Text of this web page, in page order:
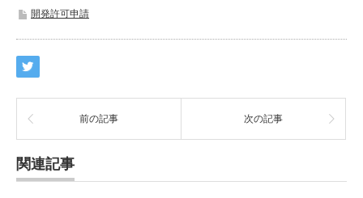
土
制
法」
の
制
が
り
ま
開発許可申請
前の記事 次の記事
関連記事